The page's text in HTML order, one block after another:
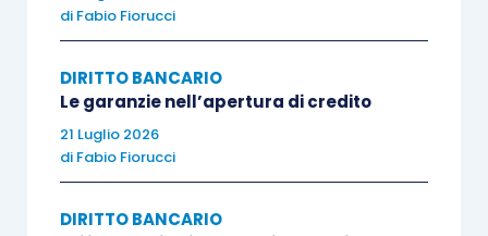
di Fabio Fiorucci
DIRITTO BANCARIO
Le garanzie nell’apertura di credito
21 Luglio 2026
di Fabio Fiorucci
DIRITTO BANCARIO